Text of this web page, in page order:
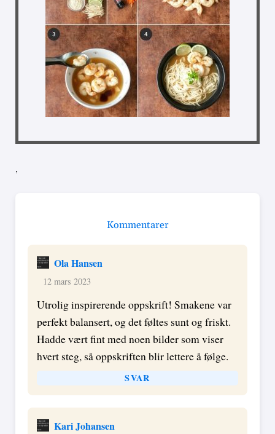
,
Kommentarer
Ola Hansen
12 mars 2023
Utrolig inspirerende oppskrift! Smakene var
perfekt balansert, og det føltes sunt og friskt.
Hadde vært fint med noen bilder som viser
hvert steg, så oppskriften blir lettere å følge.
SVAR
Kari Johansen